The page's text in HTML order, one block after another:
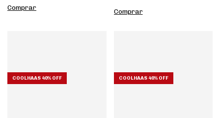
Comprar Comprar
COOLHAAS 40% OFF COOLHAAS 40% OFF